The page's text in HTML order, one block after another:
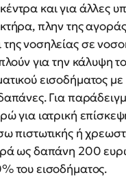
κέντρα και για άλλες
πλην της αγοράς
νοσηλείας σε
για την κάλυψη
εισοδήματος με
Για
για ιατρική
πιστωτικής ή
ως δαπάνη 200
του εισοδήματος.